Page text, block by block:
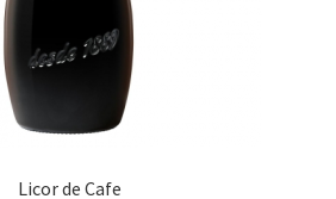
Licor de Cafe